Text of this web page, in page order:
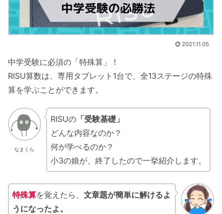
2021.11.05
中学受験に必須の「特殊算」！
RISU算数は、専用タブレット1台で、全13ステージの特殊
算を学ぶことができます。
なまくら
RISUの「受験基礎」
どんな内容なのか？
何が学べるのか？
小3の娘が、終了したので一挙紹介します。
特殊算を覚えたら、 文章題が簡単に解けるよ
うになったよ。